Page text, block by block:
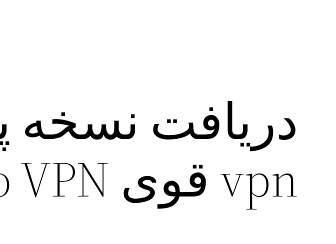
دریافت نسخه
vpn قوی Gwapo VPN